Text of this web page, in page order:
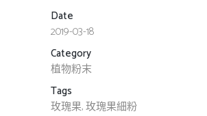
Date
2019-03-18
Category
植物粉末
Tags
玫瑰果, 玫瑰果細粉